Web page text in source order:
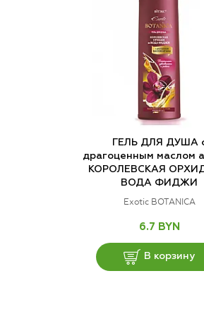
ГЕЛЬ ДЛЯ ДУША
драгоценным маслом
КОРОЛЕВСКАЯ
ВОДА ФИДЖИ
Exotic BOTANICA
6.7 BYN
В корзину